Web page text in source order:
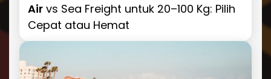
Air vs Sea Freight untuk 20–100 Kg: Pilih
Cepat atau Hemat